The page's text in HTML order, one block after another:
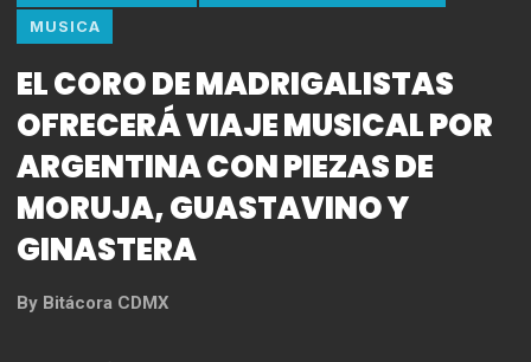
MUSICA
EL CORO DE MADRIGALISTAS
OFRECERÁ VIAJE MUSICAL POR
ARGENTINA CON PIEZAS DE
MORUJA, GUASTAVINO Y
GINASTERA
By Bitácora CDMX